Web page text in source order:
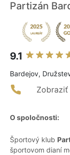
Partizán
9.1
Bardejov,
O spoločnosti:
Športový klub
športovom dianí